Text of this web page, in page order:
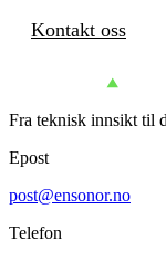
Kontakt oss
Fra teknisk innsikt til
Epost
post@ensonor.no
Telefon